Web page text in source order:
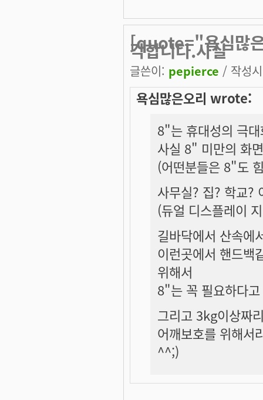
[quote="욕심많
각합니다.사실
글쓴이: pepierce / 작성
욕심많은오리 wrote:
8"는 휴대성의 극
사실 8" 미만의 화
(어떤분들은 8"도
사무실? 집? 학교?
(듀얼 디스플레이
길바닥에서 산속에
이런곳에서 핸드백
위해서
8"는 꼭 필요하다
그리고 3kg이상짜
어깨보호를 위해서
^^;)